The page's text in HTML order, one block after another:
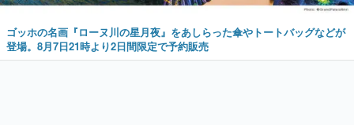
ゴッホの名画『ローヌ川の星月夜』をあしらった傘やトートバッグなどが
登場。8月7日21時より2日間限定で予約販売